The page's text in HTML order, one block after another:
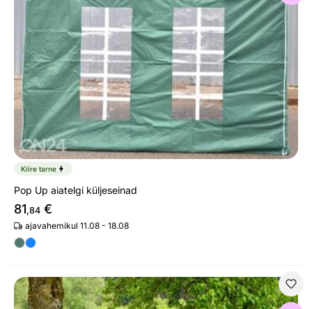
Kiire tarne
Pop Up aiatelgi küljeseinad
81,84 €
ajavahemikul 11.08 - 18.08
Varikatus Jungle Tent Pro